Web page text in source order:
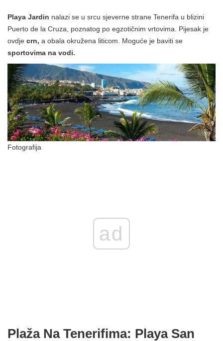
Playa Jardin nalazi se u srcu sjeverne strane Tenerifa u blizini
Puerto de la Cruza, poznatog po egzotičnim vrtovima. Pijesak je
ovdje crn, a obala okružena liticom. Moguće je baviti se
sportovima na vodi.
Fotografija
ad
Plaža Na Tenerifima: Playa San